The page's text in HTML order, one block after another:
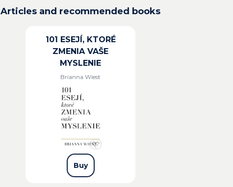
Articles and recommended books
101 ESEJÍ, KTORÉ
ZMENIA VAŠE
MYSLENIE
Brianna Wiest
Buy